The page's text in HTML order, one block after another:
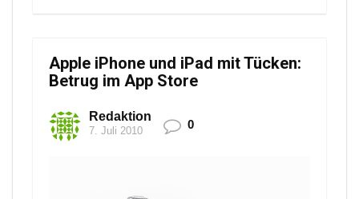
Apple iPhone und iPad mit Tücken:
Betrug im App Store
Redaktion
7. Juli 2010 0